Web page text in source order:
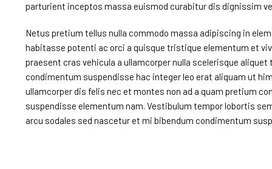
parturient inceptos massa euismod curabitur dis dignissim
Netus pretium tellus nulla commodo massa adipiscing in
habitasse potenti ac orci a quisque tristique elementum et
praesent cras vehicula a ullamcorper nulla scelerisque
condimentum suspendisse hac integer leo erat aliquam ut
ullamcorper dis felis nec et montes non ad a quam pretium
suspendisse elementum nam. Vestibulum tempor lobortis
arcu sodales sed nascetur et mi bibendum condimentum